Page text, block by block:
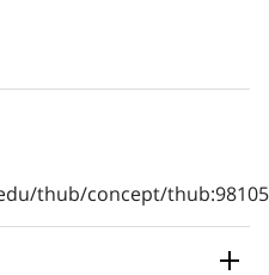
thub/concept/